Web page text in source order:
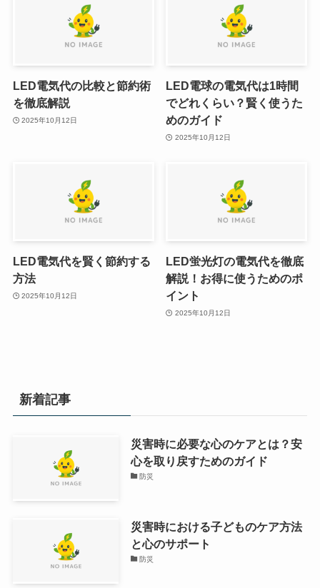
LED電気代の比較と節約術
を徹底解説
2025年10月12日
LED電球の電気代は1時間
でどれくらい？賢く使うた
めのガイド
2025年10月12日
LED電気代を賢く節約する
方法
2025年10月12日
LED蛍光灯の電気代を徹底
解説！お得に使うためのポ
イント
2025年10月12日
新着記事
災害時に必要な心のケアとは？安
心を取り戻すためのガイド
防災
災害時における子どものケア方法
と心のサポート
防災